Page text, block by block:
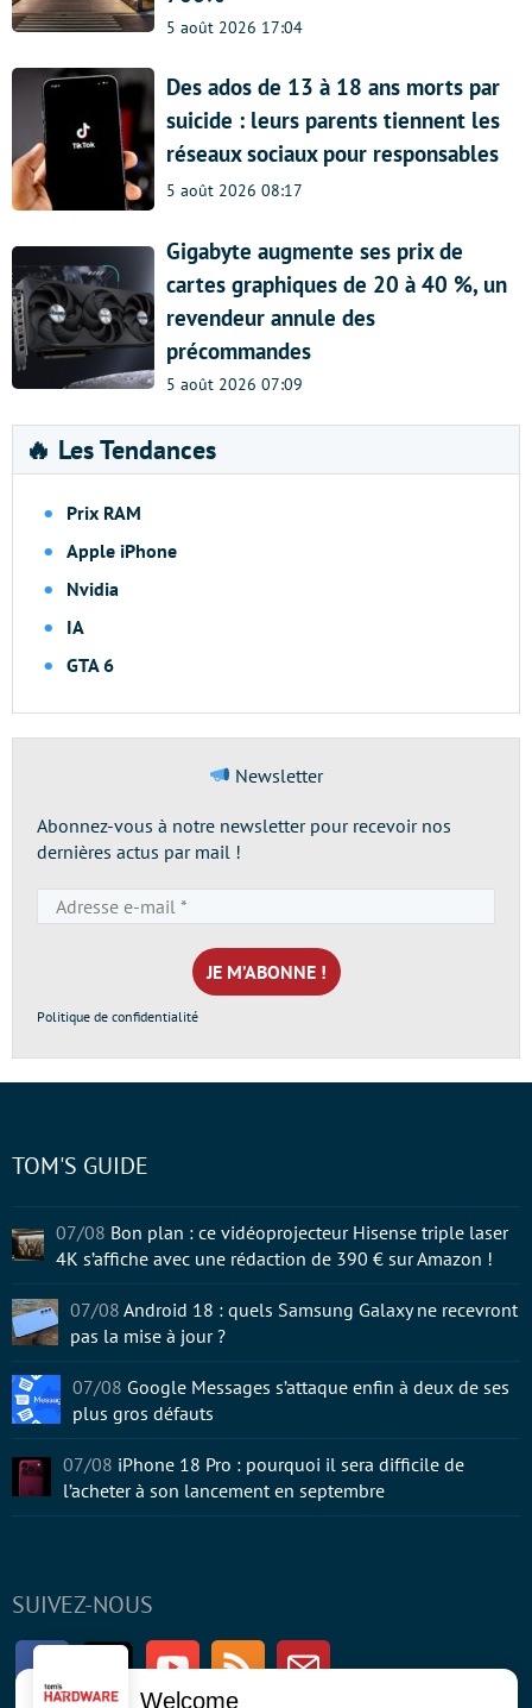
5 août 2026 17:04
Des ados de 13 à 18 ans morts par
suicide : leurs parents tiennent les
réseaux sociaux pour responsables
5 août 2026 08:17
Gigabyte augmente ses prix de
cartes graphiques de 20 à 40 %, un
revendeur annule des
précommandes
5 août 2026 07:09
🔥 Les Tendances
Prix RAM
Apple iPhone
Nvidia
IA
GTA 6
Newsletter
Abonnez-vous à notre newsletter pour recevoir nos
dernières actus par mail !
e-
mail
*
Politique de confidentialité
SUIVEZ-NOUS
FacebookTwitter Youtube RSS Newsletter
TOM'S GUIDE
07/08 Bon plan : ce vidéoprojecteur Hisense triple laser
4K s’affiche avec une rédaction de 390 € sur Amazon !
07/08 Android 18 : quels Samsung Galaxy ne recevront
pas la mise à jour ?
07/08 Google Messages s’attaque enfin à deux de ses
plus gros défauts
07/08 iPhone 18 Pro : pourquoi il sera difficile de
l’acheter à son lancement en septembre
Welcome